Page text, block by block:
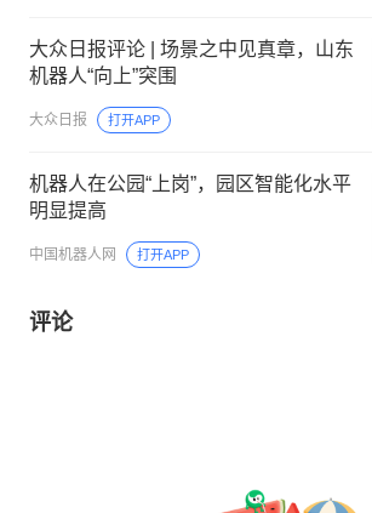
大众日报评论 | 场景之中见真章，山东
机器人“向上”突围
大众日报 打开APP
机器人在公园“上岗”，园区智能化水平
明显提高
中国机器人网 打开APP
评论